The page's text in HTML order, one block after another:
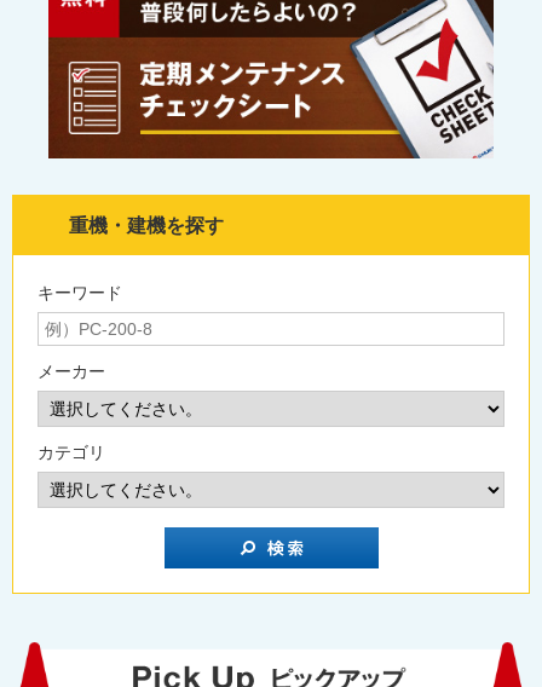
重機・建機を探す
キーワード
メーカー
カテゴリ